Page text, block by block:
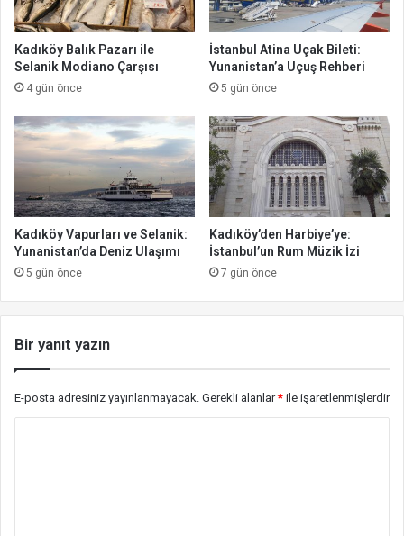
Kadıköy Balık Pazarı ile
Selanik Modiano Çarşısı
4 gün önce
İstanbul Atina Uçak Bileti:
Yunanistan’a Uçuş Rehberi
5 gün önce
Kadıköy Vapurları ve Selanik:
Yunanistan’da Deniz Ulaşımı
5 gün önce
Kadıköy’den Harbiye’ye:
İstanbul’un Rum Müzik İzi
7 gün önce
Bir yanıt yazın
E-posta adresiniz yayınlanmayacak. Gerekli alanlar* ile işaretlenmişlerdir